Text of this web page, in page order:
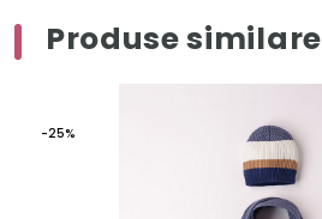
Produse similare
-25%